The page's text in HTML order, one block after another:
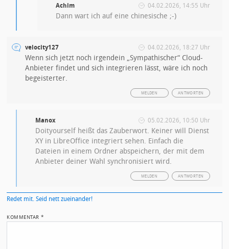
Achim 04.02.2026, 14:55 Uhr
Dann wart ich auf eine chinesische ;-)
velocity127 04.02.2026, 18:27 Uhr
Wenn sich jetzt noch irgendein „Sympathischer“ Cloud-
Anbieter findet und sich integrieren lässt, wäre ich noch
begeisterter.
ANTWORTEN
MELDEN
Manox 05.02.2026, 10:50 Uhr
Doityourself heißt das Zauberwort. Keiner will Dienst
XY in LibreOffice integriert sehen. Einfach die
Dateien in einem Ordner abspeichern, der mit dem
Anbieter deiner Wahl synchronisiert wird.
ANTWORTEN
MELDEN
Redet mit. Seid nett zueinander!
KOMMENTAR*